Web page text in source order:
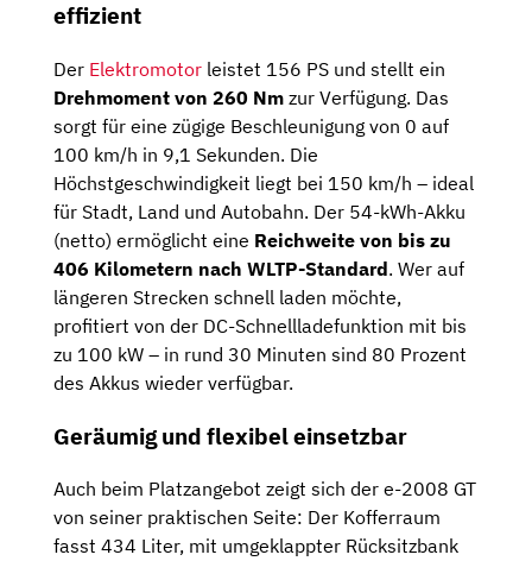
effizient
Der Elektromotor leistet 156 PS und stellt ein
Drehmoment von 260 Nm zur Verfügung. Das
sorgt für eine zügige Beschleunigung von 0 auf
100 km/h in 9,1 Sekunden. Die
Höchstgeschwindigkeit liegt bei 150 km/h – ideal
für Stadt, Land und Autobahn. Der 54-kWh-Akku
(netto) ermöglicht eine Reichweite von bis zu
406 Kilometern nach WLTP-Standard. Wer auf
längeren Strecken schnell laden möchte,
profitiert von der DC-Schnellladefunktion mit bis
zu 100 kW – in rund 30 Minuten sind 80 Prozent
des Akkus wieder verfügbar.
Geräumig und flexibel einsetzbar
Auch beim Platzangebot zeigt sich der e-2008 GT
von seiner praktischen Seite: Der Kofferraum
fasst 434 Liter, mit umgeklappter Rücksitzbank